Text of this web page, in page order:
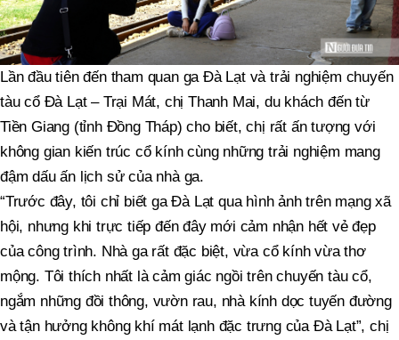
Lần đầu tiên đến tham quan ga Đà Lạt và trải nghiệm chuyến
tàu cổ Đà Lạt – Trại Mát, chị Thanh Mai, du khách đến từ
Tiền Giang (tỉnh Đồng Tháp) cho biết, chị rất ấn tượng với
không gian kiến trúc cổ kính cùng những trải nghiệm mang
đậm dấu ấn lịch sử của nhà ga.
“Trước đây, tôi chỉ biết ga Đà Lạt qua hình ảnh trên mạng xã
hội, nhưng khi trực tiếp đến đây mới cảm nhận hết vẻ đẹp
của công trình. Nhà ga rất đặc biệt, vừa cổ kính vừa thơ
mộng. Tôi thích nhất là cảm giác ngồi trên chuyến tàu cổ,
ngắm những đồi thông, vườn rau, nhà kính dọc tuyến đường
và tận hưởng không khí mát lạnh đặc trưng của Đà Lạt”, chị